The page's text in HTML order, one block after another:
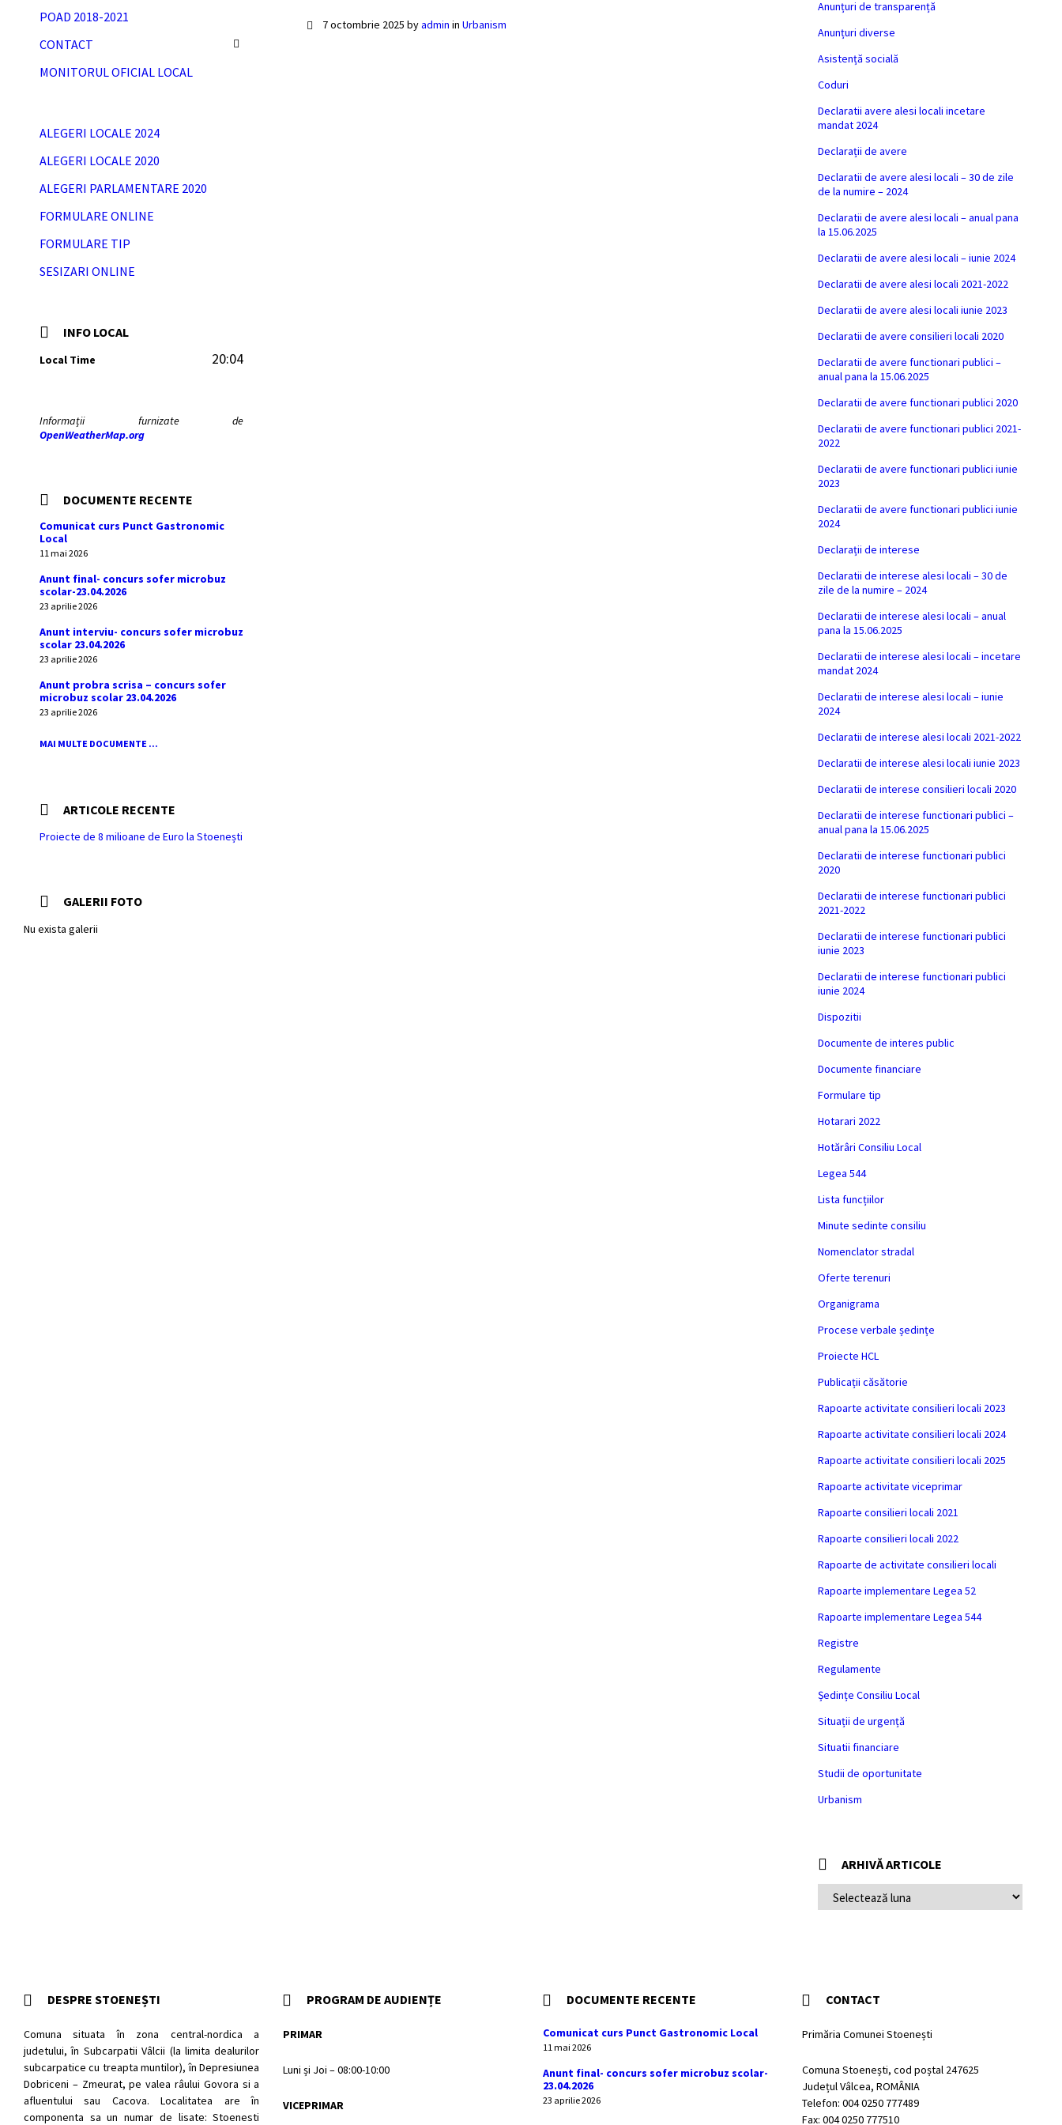
7 octombrie 2025byadmin inUrbanism
POAD 2018-2021
CONTACT
MONITORUL OFICIAL LOCAL
ALEGERI LOCALE 2024
ALEGERI LOCALE 2020
ALEGERI PARLAMENTARE 2020
FORMULARE ONLINE
FORMULARE TIP
SESIZARI ONLINE
INFO LOCAL
Local Time 20:04
Informații furnizate de
OpenWeatherMap.org
DOCUMENTE RECENTE
Comunicat curs Punct Gastronomic
Local
11 mai 2026
Anunt final- concurs sofer microbuz
scolar-23.04.2026
23 aprilie 2026
Anunt interviu- concurs sofer microbuz
scolar 23.04.2026
23 aprilie 2026
Anunt probra scrisa – concurs sofer
microbuz scolar 23.04.2026
23 aprilie 2026
MAI MULTE DOCUMENTE ...
ARTICOLE RECENTE
Proiecte de 8 milioane de Euro la Stoenești
GALERII FOTO
Nu exista galerii
Anunțuri de transparență
Anunțuri diverse
Asistență socială
Coduri
Declaratii avere alesi locali incetare
mandat 2024
Declarații de avere
Declaratii de avere alesi locali – 30 de zile
de la numire – 2024
Declaratii de avere alesi locali – anual pana
la 15.06.2025
Declaratii de avere alesi locali – iunie 2024
Declaratii de avere alesi locali 2021-2022
Declaratii de avere alesi locali iunie 2023
Declaratii de avere consilieri locali 2020
Declaratii de avere functionari publici –
anual pana la 15.06.2025
Declaratii de avere functionari publici 2020
Declaratii de avere functionari publici 2021-
2022
Declaratii de avere functionari publici iunie
2023
Declaratii de avere functionari publici iunie
2024
Declarații de interese
Declaratii de interese alesi locali – 30 de
zile de la numire – 2024
Declaratii de interese alesi locali – anual
pana la 15.06.2025
Declaratii de interese alesi locali – incetare
mandat 2024
Declaratii de interese alesi locali – iunie
2024
Declaratii de interese alesi locali 2021-2022
Declaratii de interese alesi locali iunie 2023
Declaratii de interese consilieri locali 2020
Declaratii de interese functionari publici –
anual pana la 15.06.2025
Declaratii de interese functionari publici
2020
Declaratii de interese functionari publici
2021-2022
Declaratii de interese functionari publici
iunie 2023
Declaratii de interese functionari publici
iunie 2024
Dispozitii
Documente de interes public
Documente financiare
Formulare tip
Hotarari 2022
Hotărâri Consiliu Local
Legea 544
Lista funcțiilor
Minute sedinte consiliu
Nomenclator stradal
Oferte terenuri
Organigrama
Procese verbale ședințe
Proiecte HCL
Publicații căsătorie
Rapoarte activitate consilieri locali 2023
Rapoarte activitate consilieri locali 2024
Rapoarte activitate consilieri locali 2025
Rapoarte activitate viceprimar
Rapoarte consilieri locali 2021
Rapoarte consilieri locali 2022
Rapoarte de activitate consilieri locali
Rapoarte implementare Legea 52
Rapoarte implementare Legea 544
Registre
Regulamente
Ședințe Consiliu Local
Situații de urgență
Situatii financiare
Studii de oportunitate
Urbanism
ARHIVĂ ARTICOLE
ARTICOLE
DESPRE STOENEȘTI
Comuna situata în zona central-nordica a
judetului, în Subcarpatii Vâlcii (la limita dealurilor
subcarpatice cu treapta muntilor), în Depresiunea
Dobriceni – Zmeurat, pe valea râului Govora si a
afluentului sau Cacova. Localitatea are în
componenta sa un numar de lisate: Stoenesti
PROGRAM DE AUDIENȚE
PRIMAR
Luni și Joi – 08:00-10:00
VICEPRIMAR
DOCUMENTE RECENTE
Comunicat curs Punct Gastronomic Local
11 mai 2026
Anunt final- concurs sofer microbuz scolar-
23.04.2026
23 aprilie 2026
CONTACT
Primăria Comunei Stoenești
Comuna Stoenești, cod poștal 247625
Județul Vâlcea, ROMÂNIA
Telefon: 004 0250 777489
Fax: 004 0250 777510